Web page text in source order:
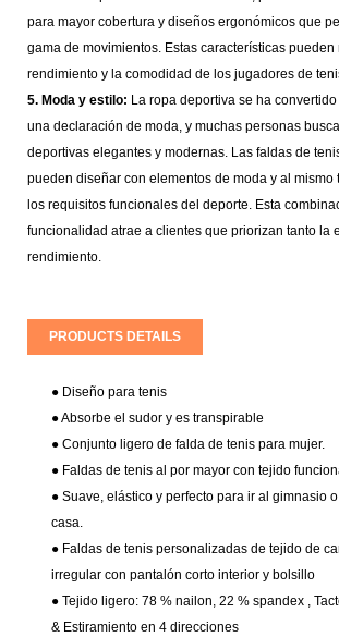
para mayor cobertura y diseños ergonómicos que
gama de movimientos. Estas características pueden
rendimiento y la comodidad de los jugadores de
5. Moda y estilo: La ropa deportiva se ha
una declaración de moda, y muchas personas
deportivas elegantes y modernas. Las faldas de
pueden diseñar con elementos de moda y al mismo
los requisitos funcionales del deporte. Esta
funcionalidad atrae a clientes que priorizan tanto la
rendimiento.
PRODUCTS DETAILS
● Diseño para tenis
●Absorbe el sudor y es transpirable
● Conjunto ligero de falda de tenis para mujer.
● Faldas de tenis al por mayor con tejido
● Suave, elástico y perfecto para ir al gimnasio
casa.
● Faldas de tenis personalizadas de tejido de
irregular con pantalón corto interior y bolsillo
● Tejido ligero: 78 % nailon, 22 % spandex ,
& Estiramiento en 4 direcciones